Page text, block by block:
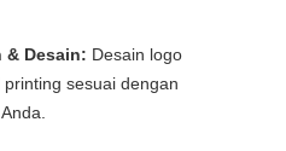
& Desain: Desain logo
sesuai dengan